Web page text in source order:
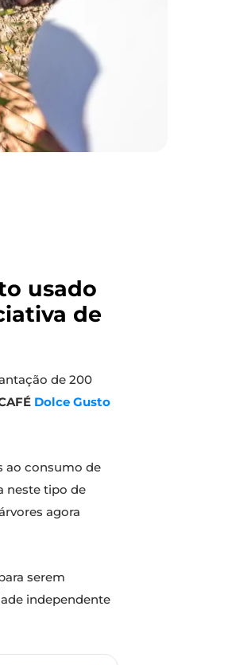
usado
de
de 200
Dolce Gusto
ao consumo de
neste tipo de
agora
serem
independente